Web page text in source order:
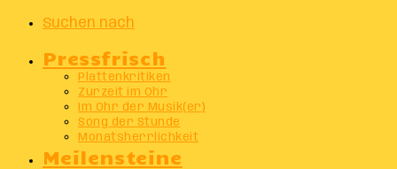
Suchen nach
Pressfrisch
Plattenkritiken
Zurzeit im Ohr
Im Ohr der Musik(er)
Song der Stunde
Monatsherrlichkeit
Meilensteine